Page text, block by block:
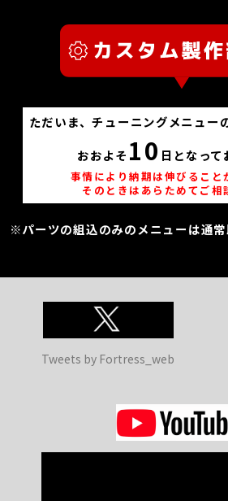
ただいま、チューニングメニュー
おおよそ 10 日となって
事情により納期は伸びること
そのときはあらためてご相
※パーツの組込のみのメニューは通常
Tweets by Fortress_web